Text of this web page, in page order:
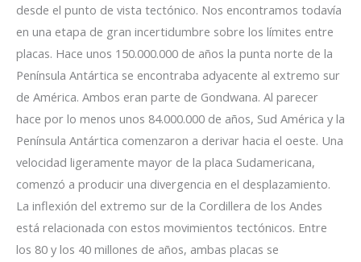
desde el punto de vista tectónico. Nos encontramos todavía
en una etapa de gran incertidumbre sobre los límites entre
placas. Hace unos 150.000.000 de años la punta norte de la
Península Antártica se encontraba adyacente al extremo sur
de América. Ambos eran parte de Gondwana. Al parecer
hace por lo menos unos 84.000.000 de años, Sud América y la
Península Antártica comenzaron a derivar hacia el oeste. Una
velocidad ligeramente mayor de la placa Sudamericana,
comenzó a producir una divergencia en el desplazamiento.
La inflexión del extremo sur de la Cordillera de los Andes
está relacionada con estos movimientos tectónicos. Entre
los 80 y los 40 millones de años, ambas placas se